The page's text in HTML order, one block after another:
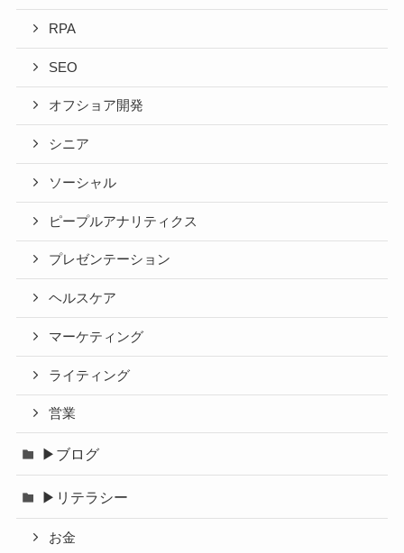
RPA
SEO
オフショア開発
シニア
ソーシャル
ピープルアナリティクス
プレゼンテーション
ヘルスケア
マーケティング
ライティング
営業
▶ブログ
▶リテラシー
お金